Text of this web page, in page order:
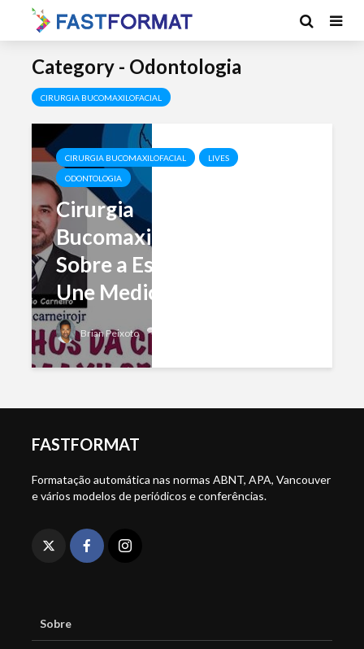
Category - Odontologia
CIRURGIA BUCOMAXILOFACIAL
CIRURGIA BUCOMAXILOFACIAL LIVES
ODONTOLOGIA
Cirurgia
Bucomaxilofacial: Tudo
Sobre a Especialidade que
Une Medicina e...
Brian Peixoto
FASTFORMAT
Formatação automática nas normas ABNT, APA, Vancouver
e vários modelos de periódicos e conferências.
Sobre